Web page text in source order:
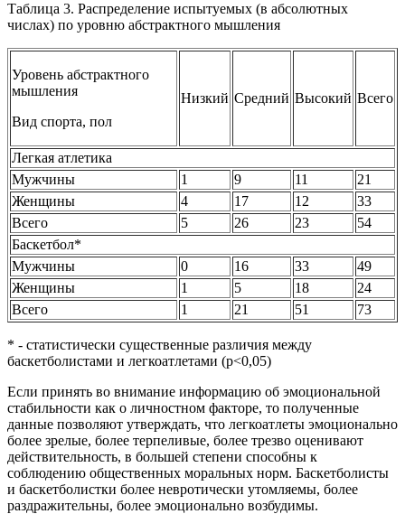
Таблица 3. Распределение испытуемых (в абсолютных
числах) по уровню абстрактного мышления
Уровень абстрактного
мышления
Вид спорта, пол
Низкий Средний Высокий Всего
Легкая атлетика
Мужчины
1 9 11
21
Женщины
4 17 12
33
Всего
5 26 23
54
Баскетбол*
Мужчины
0 16 33
49
Женщины
1 5 18
24
Всего
1 21 51 73
* - статистически существенные различия между
баскетболистами и легкоатлетами (р<0,05)
Если принять во внимание информацию об эмоциональной
стабильности как о личностном факторе, то полученные
данные позволяют утверждать, что легкоатлеты эмоционально
более зрелые, более терпеливые, более трезво оценивают
действительность, в большей степени способны к
соблюдению общественных моральных норм. Баскетболисты
и баскетболистки более невротически утомляемы, более
раздражительны, более эмоционально возбудимы.